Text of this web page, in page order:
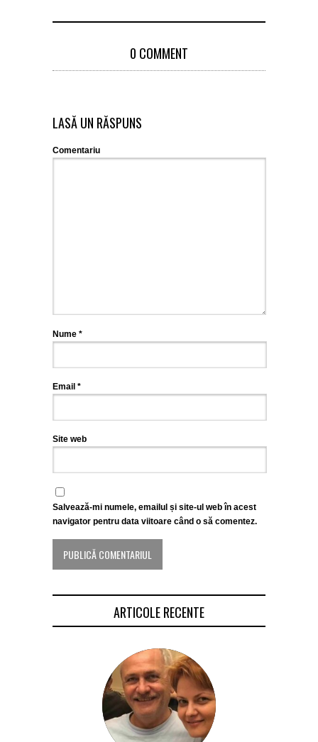
0 COMMENT
LASĂ UN RĂSPUNS
Comentariu
Nume *
Email *
Site web
Salvează-mi numele, emailul și site-ul web în acest
navigator pentru data viitoare când o să comentez.
ARTICOLE RECENTE